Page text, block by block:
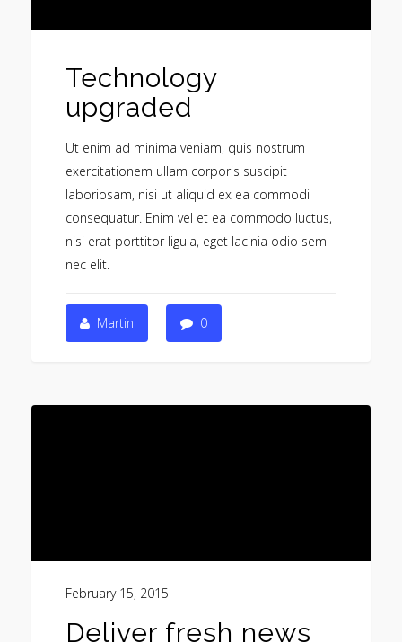
Technology
upgraded
Ut enim ad minima veniam, quis nostrum
exercitationem ullam corporis suscipit
laboriosam, nisi ut aliquid ex ea commodi
consequatur. Enim vel et ea commodo luctus,
nisi erat porttitor ligula, eget lacinia odio sem
nec elit.
Martin 0
February 15, 2015
Deliver fresh news